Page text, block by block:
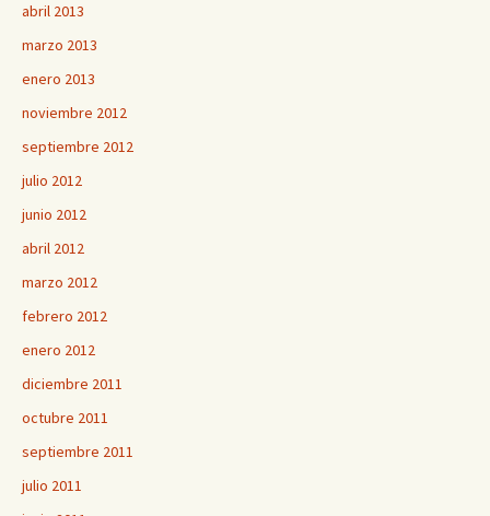
abril 2013
marzo 2013
enero 2013
noviembre 2012
septiembre 2012
julio 2012
junio 2012
abril 2012
marzo 2012
febrero 2012
enero 2012
diciembre 2011
octubre 2011
septiembre 2011
julio 2011